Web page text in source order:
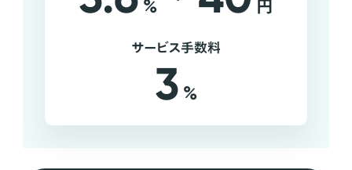
% 円
サービス手数料
3 %